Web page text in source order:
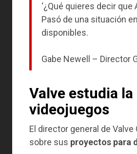
‘¿Qué quieres decir
Pasó de una situación
disponibles.
Gabe Newell – Director
Valve estudia
videojuegos
El director general de
sobre sus proyectos para